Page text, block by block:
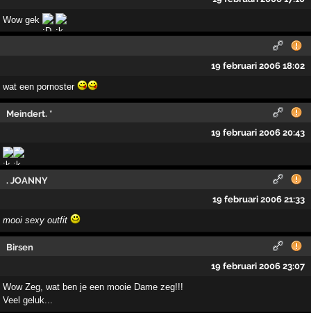
Wow gek
19 februari 2006 18:02
wat een pornoster
Meindert. *
19 februari 2006 20:43
. JOANNY
19 februari 2006 21:33
mooi sexy outfit
Birsen
19 februari 2006 23:07
Wow Zeg, wat ben je een mooie Dame zeg!!!
Veel geluk...